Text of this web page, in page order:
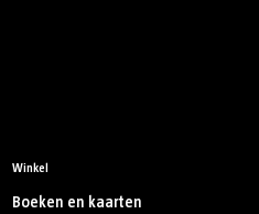
Winkel
Boeken en kaarten